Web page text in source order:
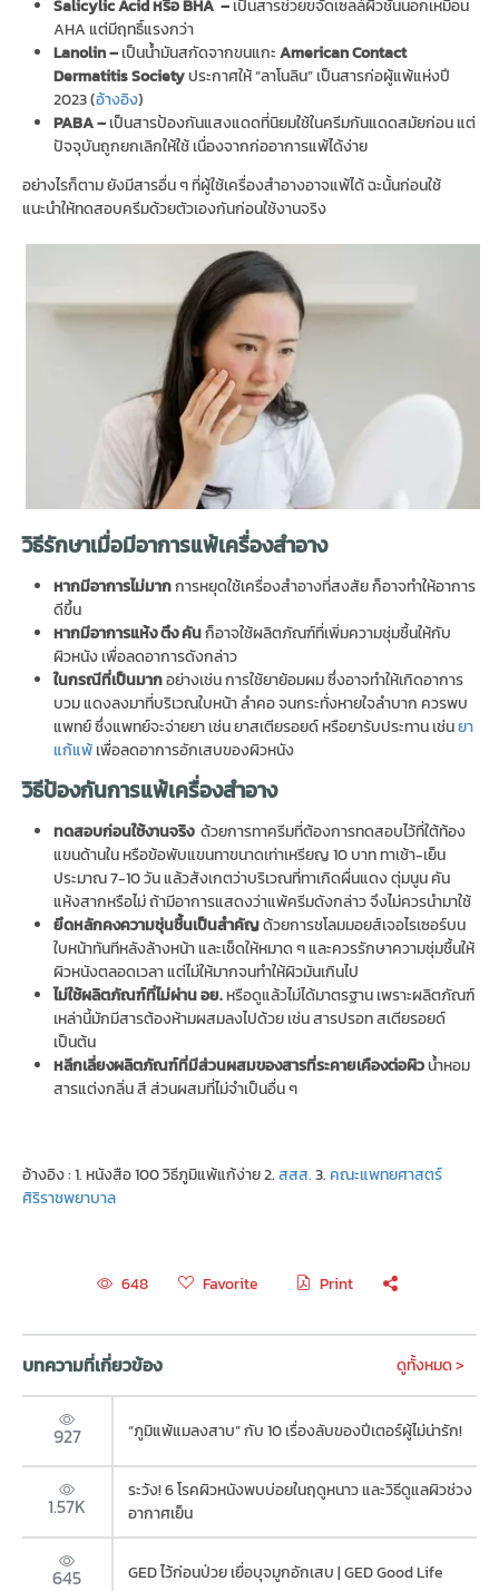
Salicylic Acid หรือ BHA – เป็นสารช่วยขจัดเซลล์ผิวชั้นนอกเหมือน
AHA แต่มีฤทธิ์แรงกว่า
Lanolin – เป็นน้ำมันสกัดจากขนแกะ American Contact
Dermatitis Society ประกาศให้ “ลาโนลิน” เป็นสารก่อผู้แพ้แห่งปี
2023 (อ้างอิง)
PABA – เป็นสารป้องกันแสงแดดที่นิยมใช้ในครีมกันแดดสมัยก่อน แต่
ปัจจุบันถูกยกเลิกให้ใช้ เนื่องจากก่ออาการแพ้ได้ง่าย
อย่างไรก็ตาม ยังมีสารอื่น ๆ ที่ผู้ใช้เครื่องสำอางอาจแพ้ได้ ฉะนั้นก่อนใช้
แนะนำให้ทดสอบครีมด้วยตัวเองกันก่อนใช้งานจริง
วิธีรักษาเมื่อมีอาการแพ้เครื่องสำอาง
หากมีอาการไม่มากการหยุดใช้เครื่องสำอางที่สงสัย ก็อาจทำให้อาการ
ดีขึ้น
หากมีอาการแห้ง ตึง คันก็อาจใช้ผลิตภัณฑ์ที่เพิ่มความชุ่มชื้นให้กับ
ผิวหนัง เพื่อลดอาการดังกล่าว
ในกรณีที่เป็นมากอย่างเช่น การใช้ยาย้อมผม ซึ่งอาจทำให้เกิดอาการ
บวม แดงลงมาที่บริเวณใบหน้า ลำคอ จนกระทั่งหายใจลำบาก ควรพบ
แพทย์ ซึ่งแพทย์จะจ่ายยา เช่น ยาสเตียรอยด์ หรือยารับประทาน เช่นยา
แก้แพ้ เพื่อลดอาการอักเสบของผิวหนัง
วิธีป้องกันการแพ้เครื่องสำอาง
ทดสอบก่อนใช้งานจริง ด้วยการทาครีมที่ต้องการทดสอบไว้ที่ใต้ท้อง
แขนด้านใน หรือข้อพับแขนทาขนาดเท่าเหรียญ 10 บาท ทาเช้า-เย็น
ประมาณ 7-10 วัน แล้วสังเกตว่าบริเวณที่ทาเกิดผื่นแดง ตุ่มนูน คัน
แห้งสากหรือไม่ ถ้ามีอาการแสดงว่าแพ้ครีมดังกล่าว จึงไม่ควรนำมาใช้
ยึดหลักคงความชุ่นชื้นเป็นสำคัญด้วยการชโลมมอยส์เจอไรเซอร์บน
ใบหน้าทันทีหลังล้างหน้า และเช็ดให้หมาด ๆ และควรรักษาความชุ่มชื้นให้
ผิวหนังตลอดเวลา แต่ไม่ให้มากจนทำให้ผิวมันเกินไป
ไม่ใช้ผลิตภัณฑ์ที่ไม่ผ่าน อย. หรือดูแล้วไม่ได้มาตรฐาน เพราะผลิตภัณฑ์
เหล่านี้มักมีสารต้องห้ามผสมลงไปด้วย เช่น สารปรอท สเตียรอยด์
เป็นต้น
หลีกเลี่ยงผลิตภัณฑ์ที่มีส่วนผสมของสารที่ระคายเคืองต่อผิว น้ำหอม
สารแต่งกลิ่น สี ส่วนผสมที่ไม่จำเป็นอื่น ๆ
อ้างอิง : 1. หนังสือ 100 วิธีภูมิแพ้แก้ง่าย 2. สสส. 3. คณะแพทยศาสตร์
ศิริราชพยาบาล
648 Favorite Print
บทความที่เกี่ยวข้อง ดูทั้งหมด >
927 “ภูมิแพ้แมลงสาบ” กับ 10 เรื่องลับของปีเตอร์ผู้ไม่น่ารัก!
1.57K
ระวัง! 6 โรคผิวหนังพบบ่อยในฤดูหนาว และวิธีดูแลผิวช่วง
อากาศเย็น
645 GED ไว้ก่อนป่วย เยื่อบุจมูกอักเสบ | GED Good Life